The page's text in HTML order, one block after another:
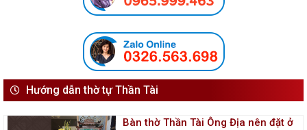
Hướng dẫn thờ tự Thần Tài
Bàn thờ Thần Tài Ông Địa nên đặt ở